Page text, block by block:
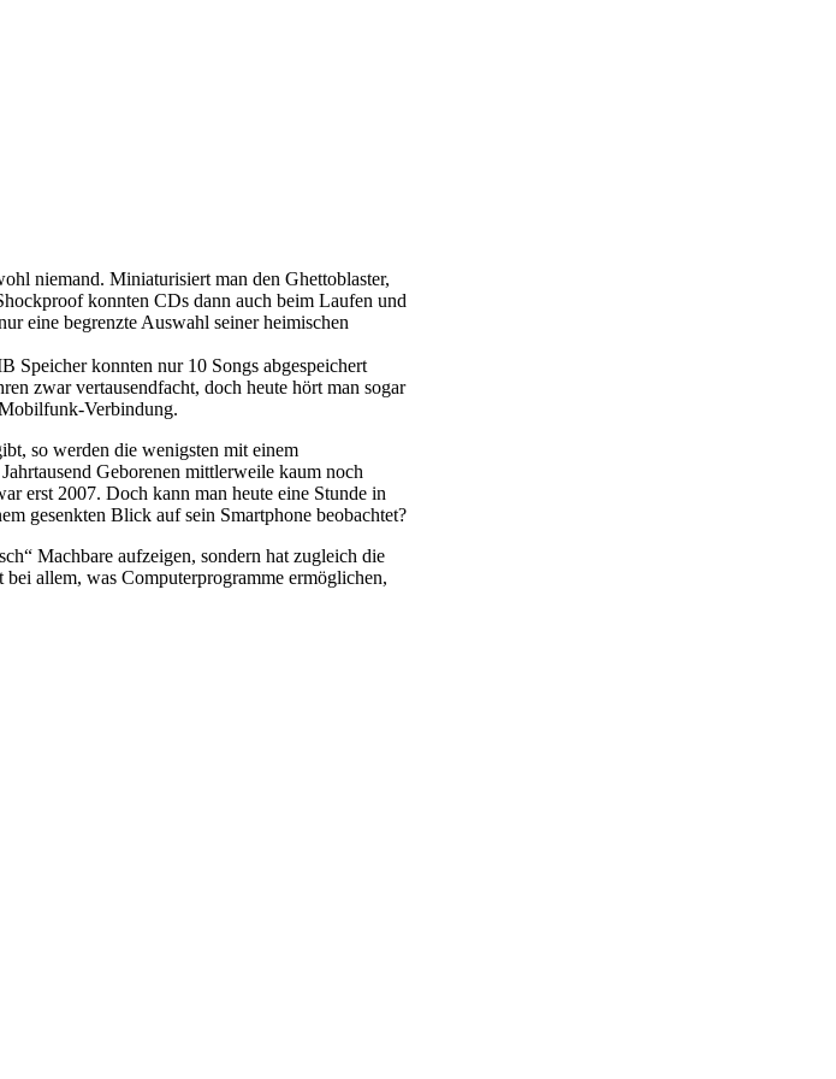
niemand. Miniaturisiert man den Ghettoblaster,
konnten CDs dann auch beim Laufen und
eine begrenzte Auswahl seiner heimischen
Speicher konnten nur 10 Songs abgespeichert
zwar vertausendfacht, doch heute hört man sogar
Verbindung.
so werden die wenigsten mit einem
Geborenen mittlerweile kaum noch
erst 2007. Doch kann man heute eine Stunde in
gesenkten Blick auf sein Smartphone beobachtet?
Machbare aufzeigen, sondern hat zugleich die
allem, was Computerprogramme ermöglichen,